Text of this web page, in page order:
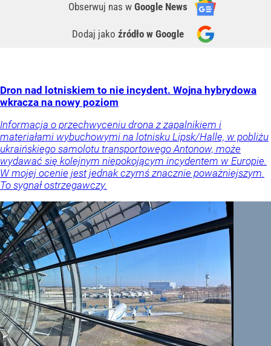
Obserwuj nas w Google News
Dodaj jako źródło w Google
Dron nad lotniskiem to nie incydent. Wojna hybrydowa
wkracza na nowy poziom
Informacja o przechwyceniu drona z zapalnikiem i
materiałami wybuchowymi na lotnisku Lipsk/Halle, w pobliżu
ukraińskiego samolotu transportowego Antonow, może
wydawać się kolejnym niepokojącym incydentem w Europie.
W mojej ocenie jest jednak czymś znacznie poważniejszym.
To sygnał ostrzegawczy.